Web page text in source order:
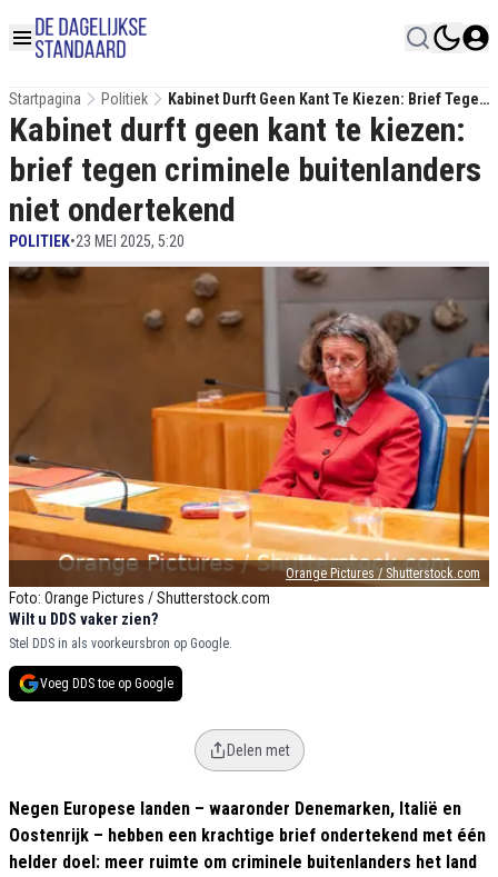
Startpagina Politiek
Kabinet Durft Geen Kant Te Kiezen: Brief Tegen
Criminele Buitenlanders Niet Ondertekend
Orange Pictures / Shutterstock.com
Foto: Orange Pictures / Shutterstock.com
Kabinet durft geen kant te kiezen:
brief tegen criminele buitenlanders
niet ondertekend
POLITIEK•23 MEI 2025, 5:20
Wilt u DDS vaker zien?
Stel DDS in als voorkeursbron op Google.
Voeg DDS toe op Google
Delen met
Negen Europese landen – waaronder Denemarken, Italië en
Oostenrijk – hebben een krachtige brief ondertekend met één
helder doel: meer ruimte om criminele buitenlanders het land